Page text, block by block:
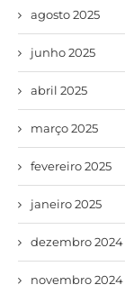
agosto 2025
junho 2025
abril 2025
março 2025
fevereiro 2025
janeiro 2025
dezembro 2024
novembro 2024